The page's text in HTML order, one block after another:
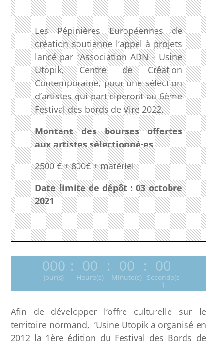
Les Pépinières Européennes de
création soutienne l’appel à projets
lancé par l’Association ADN – Usine
Utopik, Centre de Création
Contemporaine, pour une sélection
d’artistes qui participeront au 6ème
Festival des bords de Vire 2022.
Montant des bourses offertes
aux artistes sélectionné·es
2500 € + 800€ + matériel
Date limite de dépôt : 03 octobre
2021
000
Jour(s)
: 00
Heure(s)
: 00
Minute(s)
: 00
Seconde(s
)
Afin de développer l’offre culturelle sur le
territoire normand, l’Usine Utopik a organisé en
2012 la 1ère édition du Festival des Bords de